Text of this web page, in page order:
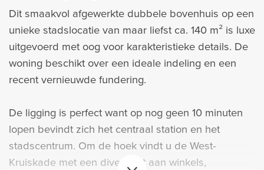
Dit smaakvol afgewerkte dubbele bovenhuis op een
unieke stadslocatie van maar liefst ca. 140 m² is luxe
uitgevoerd met oog voor karakteristieke details. De
woning beschikt over een ideale indeling en een
recent vernieuwde fundering.
De ligging is perfect want op nog geen 10 minuten
lopen bevindt zich het centraal station en het
stadscentrum. Om de hoek vindt u de West-
Kruiskade met een diversiteit aan winkels,